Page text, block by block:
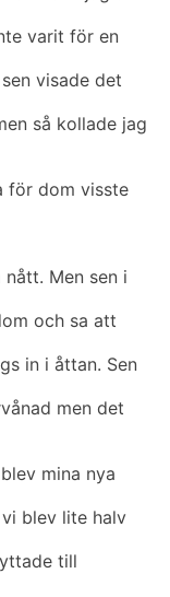
varit för en
visade det
så kollade jag
för dom visste
Men sen i
och sa att
in i åttan. Sen
men det
mina nya
blev lite halv
till